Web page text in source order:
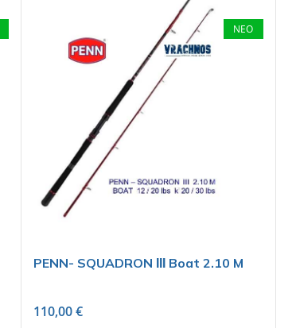
ΝΕΟ
PENN- SQUADRON ΙΙΙ Boat 2.10 M
110,00€